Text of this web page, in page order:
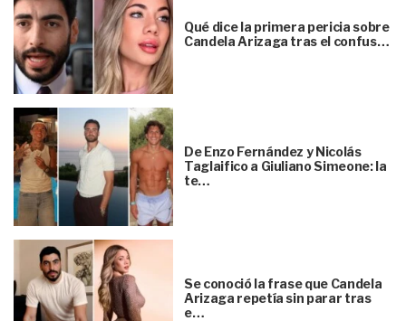
Qué dice la primera pericia sobre
Candela Arizaga tras el confus…
De Enzo Fernández y Nicolás
Taglaifico a Giuliano Simeone: la
te…
Se conoció la frase que Candela
Arizaga repetía sin parar tras
e…